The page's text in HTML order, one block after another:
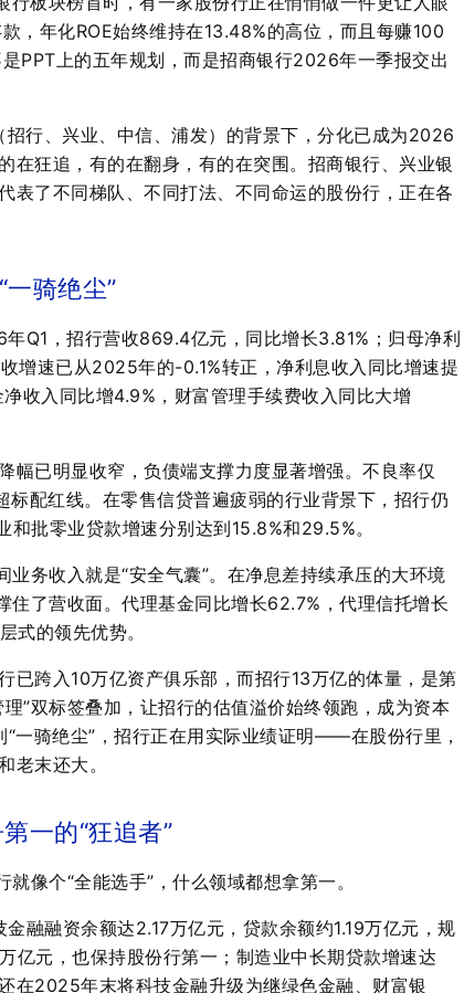
，年化ROE始终维持在13.48%的高位，而且每赚100
PPT上的五年规划，而是招商银行2026年一季报交出
招行、兴业、中信、浦发）的背景下，分化已成为2026
在狂追，有的在翻身，有的在突围。招商银行、兴业银
了不同梯队、不同打法、不同命运的股份行，正在各
一骑绝尘”
Q1，招行营收869.4亿元，同比增长3.81%；归母净利
增速已从2025年的-0.1%转正，净利息收入同比增速提
收入同比增4.9%，财富管理手续费收入同比大增
幅已明显收窄，负债端支撑力度显著增强。不良率仅
配红线。在零售信贷普遍疲弱的行业背景下，招行仍
和批零业贷款增速分别达到15.8%和29.5%。
业务收入就是“安全气囊”。在净息差持续承压的大环境
住了营收面。代理基金同比增长62.7%，代理信托增长
式的领先优势。
已跨入10万亿资产俱乐部，而招行13万亿的体量，是第
”双标签叠加，让招行的估值溢价始终领跑，成为资本
“一骑绝尘”，招行正在用实际业绩证明——在股份行里，
老末还大。
一的“狂追者”
像个“全能选手”，什么领域都想拿第一。
融融资余额达2.17万亿元，贷款余额约1.19万亿元，规
亿元，也保持股份行第一；制造业中长期贷款增速达
在2025年末将科技金融升级为继绿色金融、财富银